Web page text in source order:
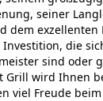
seiner
dem exzellenten
die
sind oder
Grill wird Ihnen
viel Freude